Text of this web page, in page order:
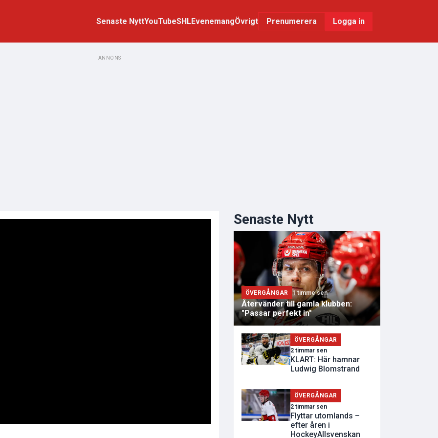
Senaste NyttYouTubeSHLEvenemangÖvrigt Prenumerera Logga in
ANNONS
Senaste Nytt
ÖVERGÅNGAR 1 timme sen
Återvänder till gamla klubben:
"Passar perfekt in"
ÖVERGÅNGAR
2 timmar sen
KLART: Här hamnar
Ludwig Blomstrand
ÖVERGÅNGAR
2 timmar sen
Flyttar utomlands –
efter åren i
HockeyAllsvenskan